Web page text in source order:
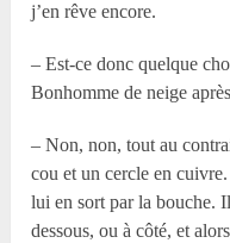
j’en rêve encore.
– Est-ce donc quelque
Bonhomme de neige
– Non, non, tout au
cou et un cercle en
lui en sort par la bouche.
dessous, ou à côté, et